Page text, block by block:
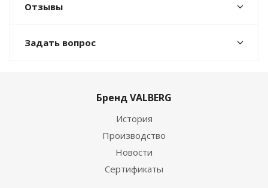
Отзывы
Задать вопрос
Бренд VALBERG
История
Производство
Новости
Сертификаты